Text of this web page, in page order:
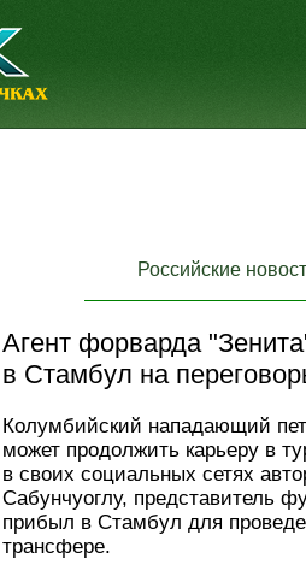
Российские
Агент форварда
в Стамбул на
Колумбийский нападающий
может продолжить карьеру в
в своих социальных сетях
Сабунчуоглу, представитель
прибыл в Стамбул для
трансфере.